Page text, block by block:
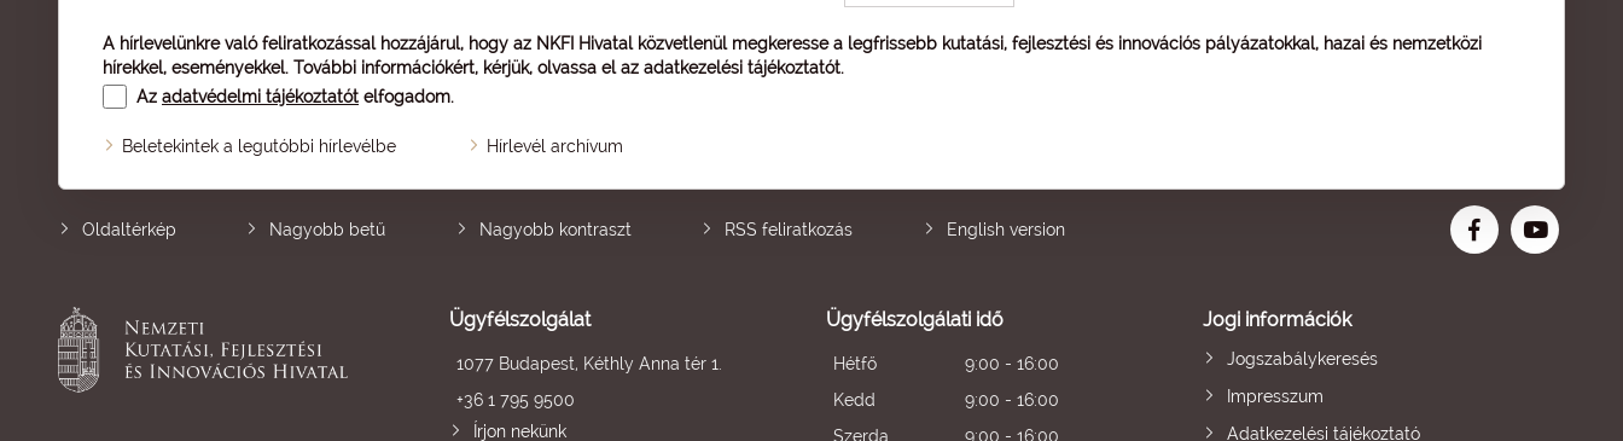
A hírlevelünkre való feliratkozással hozzájárul, hogy az NKFI Hivatal közvetlenül megkeresse a legfrissebb kutatási, fejlesztési és innovációs pályázatokkal, hazai és nemzetközi
hírekkel, eseményekkel. További információkért, kérjük, olvassa el az adatkezelési tájékoztatót.
Az adatvédelmi tájékoztatót elfogadom.
Beletekintek a legutóbbi hírlevélbe Hírlevél archívum
Oldaltérkép Nagyobb betű Nagyobb kontraszt RSS feliratkozás English version
Ügyfélszolgálat
1077 Budapest, Kéthly Anna tér 1.
+36 1 795 9500
Írjon nekünk
Ügyfélszolgálati idő
Hétfő
9:00 - 16:00
Kedd
9:00 - 16:00
Szerda
9:00 - 16:00
Jogi információk
Jogszabálykeresés
Impresszum
Adatkezelési tájékoztató